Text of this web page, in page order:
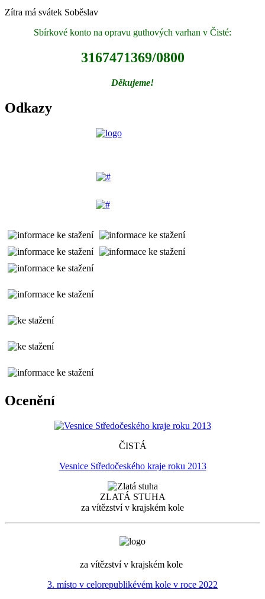
Zítra má svátek Soběslav
Sbírkové konto na opravu guthových varhan v Čisté:
3167471369/0800
Děkujeme!
Odkazy
Ocenění
ČISTÁ
Vesnice Středočeského kraje roku 2013
ZLATÁ STUHA
za vítězství v krajském kole
za vítězství v krajském kole
3. místo v celorepublikévém kole v roce 2022